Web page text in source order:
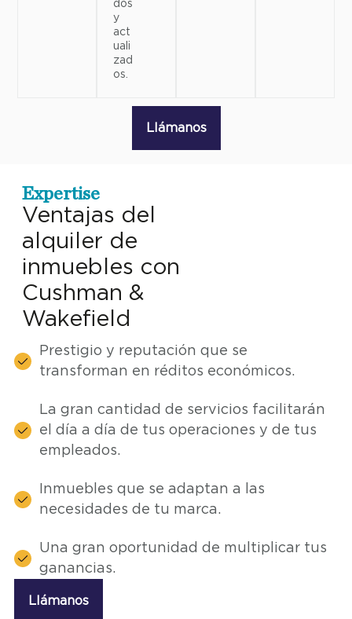
dos
y
act
uali
zad
os.
Llámanos
Expertise
Ventajas del
alquiler de
inmuebles con
Cushman &
Wakefield
Prestigio y reputación que se
transforman en réditos económicos.
La gran cantidad de servicios facilitarán
el día a día de tus operaciones y de tus
empleados.
Inmuebles que se adaptan a las
necesidades de tu marca.
Una gran oportunidad de multiplicar tus
ganancias.
Llámanos